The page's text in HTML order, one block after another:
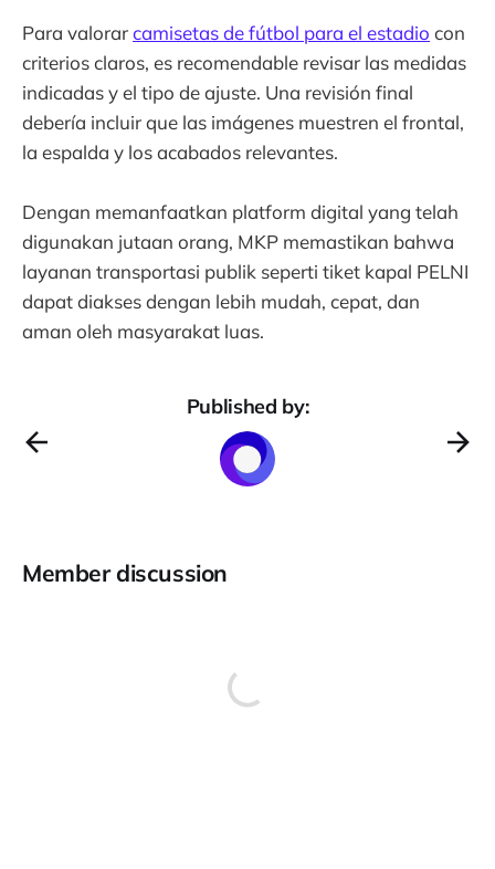
Para valorarcamisetas de fútbol para el estadio con
criterios claros, es recomendable revisar las medidas
indicadas y el tipo de ajuste. Una revisión final
debería incluir que las imágenes muestren el frontal,
la espalda y los acabados relevantes.
Dengan memanfaatkan platform digital yang telah
digunakan jutaan orang, MKP memastikan bahwa
layanan transportasi publik seperti tiket kapal PELNI
dapat diakses dengan lebih mudah, cepat, dan
aman oleh masyarakat luas.
Published by:
Member discussion